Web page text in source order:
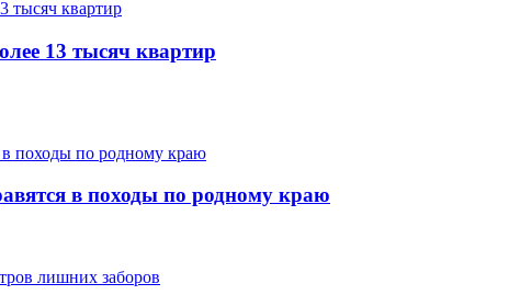
13 тысяч квартир
в походы по родному краю